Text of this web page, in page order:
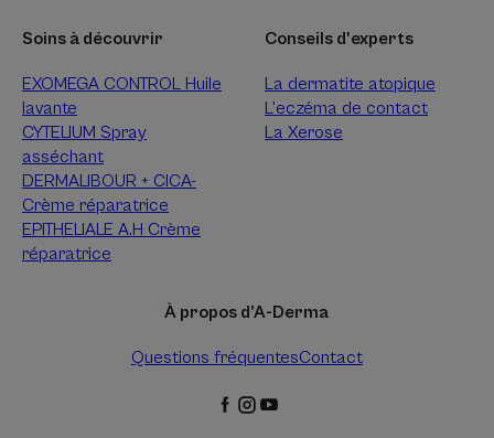
Soins à découvrir
EXOMEGA CONTROL Huile
lavante
CYTELIUM Spray
asséchant
DERMALIBOUR + CICA-
Crème réparatrice
EPITHELIALE A.H Crème
réparatrice
Conseils d'experts
La dermatite atopique
L’eczéma de contact
La Xerose
À propos d’A-Derma
Questions fréquentesContact